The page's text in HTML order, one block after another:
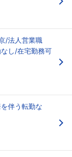
/法人営業職
なし/在宅勤務可
伴う転勤な